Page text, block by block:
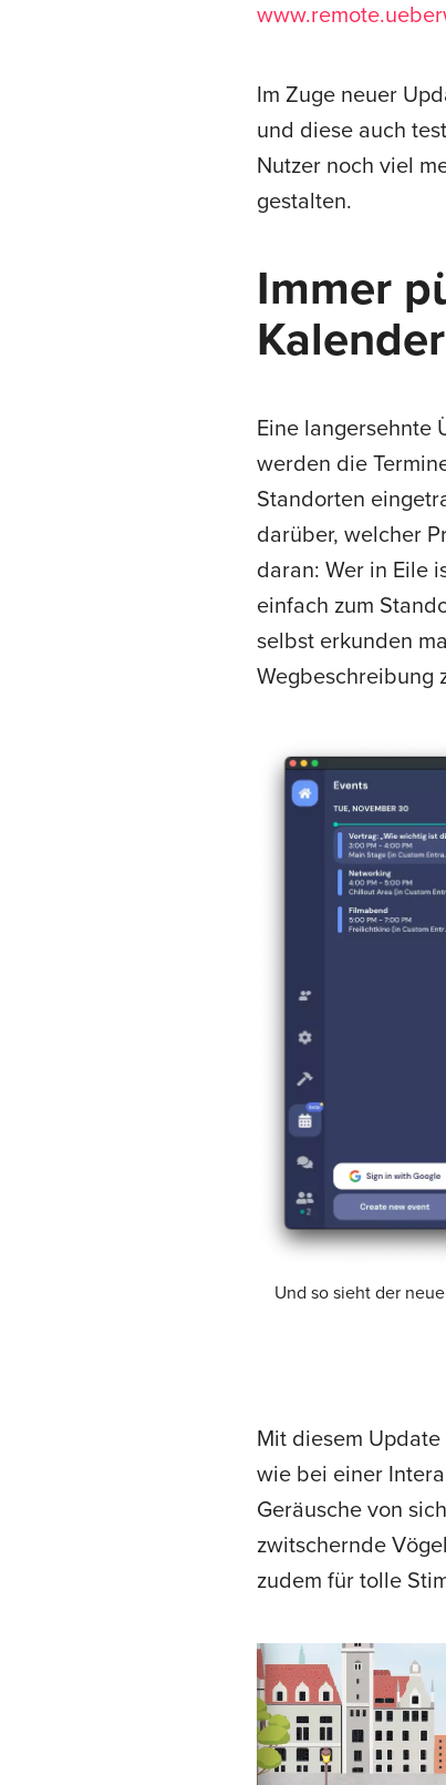
Im Zuge neuer
und diese auch
Nutzer noch viel
gestalten.
Immer
Eine langersehnte
werden die
Standorten
darüber, welcher
daran: Wer in Eile
einfach zum
selbst erkunden
Wegbeschreibung
Und so sieht der
Mit diesem
wie bei einer
Geräusche von
zwitschernde
zudem für tolle